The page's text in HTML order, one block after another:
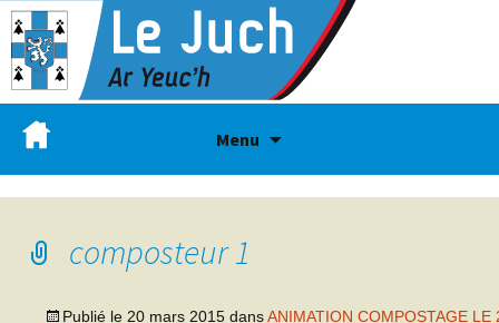
Menu
composteur 1
Publié le 20 mars 2015 dansANIMATION COMPOSTAGE LE